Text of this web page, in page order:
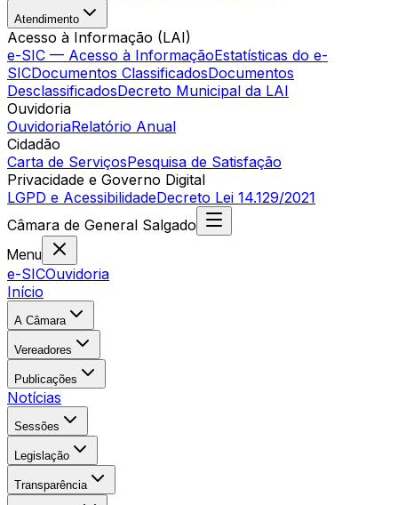
Atendimento
Acesso à Informação (LAI)
e-SIC — Acesso à InformaçãoEstatísticas do e-
SICDocumentos ClassificadosDocumentos
DesclassificadosDecreto Municipal da LAI
Ouvidoria
OuvidoriaRelatório Anual
Cidadão
Carta de ServiçosPesquisa de Satisfação
Privacidade e Governo Digital
LGPD e AcessibilidadeDecreto Lei 14.129/2021
Câmara de General Salgado
Menu
e-SICOuvidoria
Início
A Câmara
Vereadores
Publicações
Notícias
Sessões
Legislação
Transparência